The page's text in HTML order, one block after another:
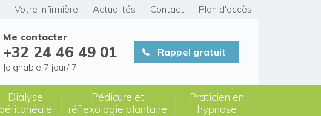
Votre infirmière Actualités Contact Plan d'accès
Me contacter
+32 24 46 49 01
Joignable 7 jour/ 7
Rappel gratuit
Dialyse
Pédicure et
réflexologie plantaire
Praticien en
hypnose